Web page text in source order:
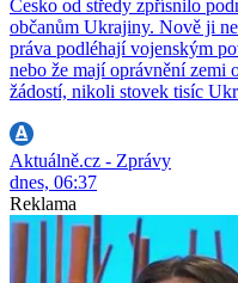
Česko od středy zpřísnilo
občanům Ukrajiny. Nově ji
práva podléhají vojenským
nebo že mají oprávnění zemi
žádostí, nikoli stovek tisíc
Aktuálně.cz - Zprávy
dnes, 06:37
Reklama